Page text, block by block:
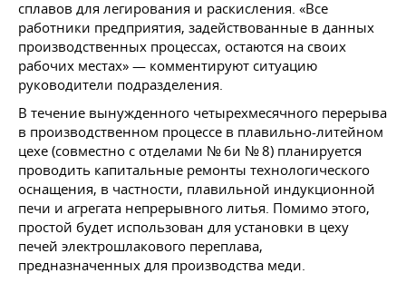
сплавов для легирования и раскисления. «Все
работники предприятия, задействованные в данных
производственных процессах, остаются на своих
рабочих местах» — комментируют ситуацию
руководители подразделения.
В течение вынужденного четырехмесячного перерыва
в производственном процессе в плавильно-литейном
цехе (совместно с отделами № 6и № 8) планируется
проводить капитальные ремонты технологического
оснащения, в частности, плавильной индукционной
печи и агрегата непрерывного литья. Помимо этого,
простой будет использован для установки в цеху
печей электрошлакового переплава,
предназначенных для производства меди.